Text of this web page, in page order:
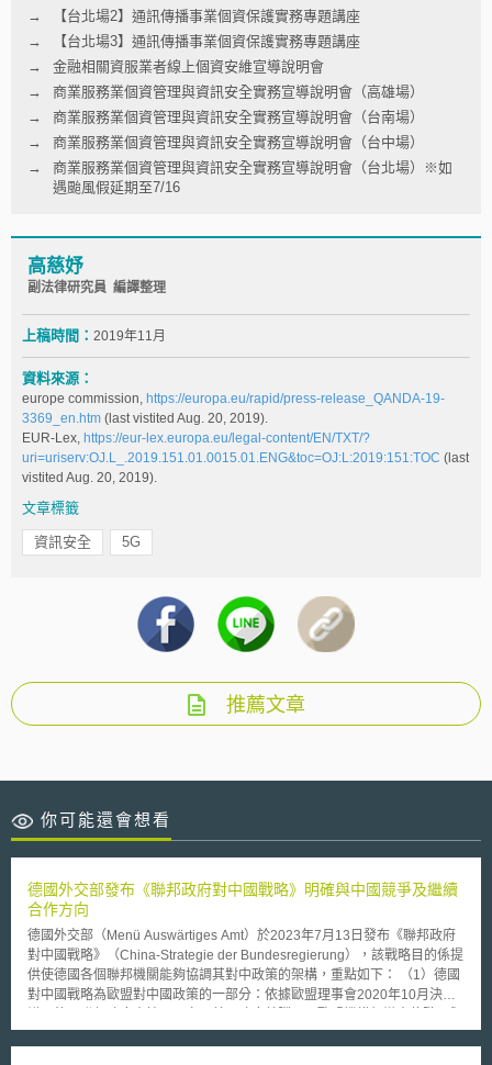
【台北場2】通訊傳播事業個資保護實務專題講座
【台北場3】通訊傳播事業個資保護實務專題講座
金融相關資服業者線上個資安維宣導說明會
商業服務業個資管理與資訊安全實務宣導說明會（高雄場）
商業服務業個資管理與資訊安全實務宣導說明會（台南場）
商業服務業個資管理與資訊安全實務宣導說明會（台中場）
商業服務業個資管理與資訊安全實務宣導說明會（台北場）※如
遇颱風假延期至7/16
高慈妤
副法律研究員 編譯整理
上稿時間： 2019年11月
資料來源：
europe commission, https://europa.eu/rapid/press-release_QANDA-19-
3369_en.htm (last vistited Aug. 20, 2019).
EUR-Lex, https://eur-lex.europa.eu/legal-content/EN/TXT/?
uri=uriserv:OJ.L_.2019.151.01.0015.01.ENG&toc=OJ:L:2019:151:TOC (last
vistited Aug. 20, 2019).
文章標籤
資訊安全 5G
推薦文章
你可能還會想看
德國外交部發布《聯邦政府對中國戰略》明確與中國競爭及繼續
合作方向
德國外交部（Menü Auswärtiges Amt）於2023年7月13日發布《聯邦政府
對中國戰略》（China-Strategie der Bundesregierung），該戰略目的係提
供使德國各個聯邦機關能夠協調其對中政策的架構，重點如下： （1）德國
對中國戰略為歐盟對中國政策的一部分：依據歐盟理事會2020年10月決
中國建立新的高峰會談等。 （2）與中國雙邊關係：期待透過兩國合作，保